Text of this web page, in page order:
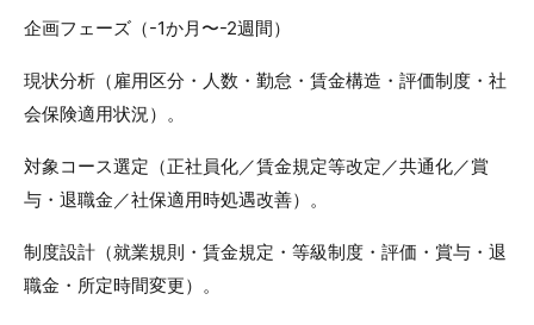
企画フェーズ（-1か月〜-2週間）
現状分析（雇用区分・人数・勤怠・賃金構造・評価制度・社
会保険適用状況）。
対象コース選定（正社員化／賃金規定等改定／共通化／賞
与・退職金／社保適用時処遇改善）。
制度設計（就業規則・賃金規定・等級制度・評価・賞与・退
職金・所定時間変更）。